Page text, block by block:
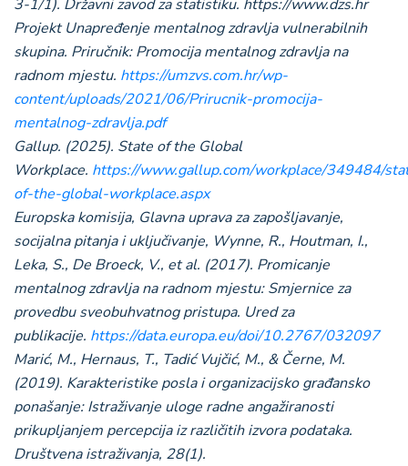
3-1/1). Državni zavod za statistiku. https://www.dzs.hr
Projekt Unapređenje mentalnog zdravlja vulnerabilnih
skupina. Priručnik: Promocija mentalnog zdravlja na
radnom mjestu. https://umzvs.com.hr/wp-
content/uploads/2021/06/Prirucnik-promocija-
mentalnog-zdravlja.pdf
Gallup. (2025). State of the Global
Workplace. https://www.gallup.com/workplace/349484/
of-the-global-workplace.aspx
Europska komisija, Glavna uprava za zapošljavanje,
socijalna pitanja i uključivanje, Wynne, R., Houtman, I.,
Leka, S., De Broeck, V., et al. (2017). Promicanje
mentalnog zdravlja na radnom mjestu: Smjernice za
provedbu sveobuhvatnog pristupa. Ured za
publikacije. https://data.europa.eu/doi/10.2767/032097
Marić, M., Hernaus, T., Tadić Vujčić, M., & Černe, M.
(2019). Karakteristike posla i organizacijsko građansko
ponašanje: Istraživanje uloge radne angažiranosti
prikupljanjem percepcija iz različitih izvora podataka.
Društvena istraživanja, 28(1).